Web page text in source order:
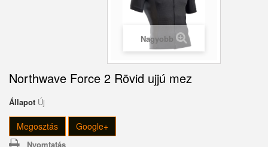
Nagyobb
Northwave Force 2 Rövid ujjú mez
Állapot Új
Megosztás Google+
Nyomtatás